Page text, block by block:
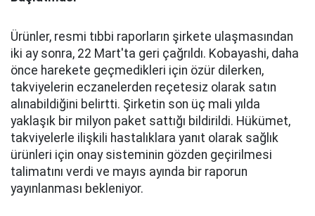
Ürünler, resmi tıbbi raporların şirkete ulaşmasından
iki ay sonra, 22 Mart'ta geri çağrıldı. Kobayashi, daha
önce harekete geçmedikleri için özür dilerken,
takviyelerin eczanelerden reçetesiz olarak satın
alınabildiğini belirtti. Şirketin son üç mali yılda
yaklaşık bir milyon paket sattığı bildirildi. Hükümet,
takviyelerle ilişkili hastalıklara yanıt olarak sağlık
ürünleri için onay sisteminin gözden geçirilmesi
talimatını verdi ve mayıs ayında bir raporun
yayınlanması bekleniyor.